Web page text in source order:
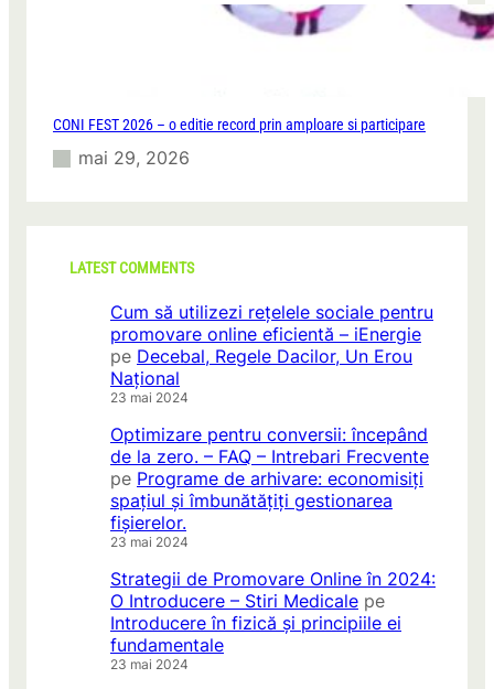
CONI FEST 2026 – o editie record prin amploare si participare
mai 29, 2026
LATEST COMMENTS
Cum să utilizezi rețelele sociale pentru
promovare online eficientă – iEnergie
pe Decebal, Regele Dacilor, Un Erou
Național
23 mai 2024
Optimizare pentru conversii: începând
de la zero. – FAQ – Intrebari Frecvente
pe Programe de arhivare: economisiți
spațiul și îmbunătățiți gestionarea
fișierelor.
23 mai 2024
Strategii de Promovare Online în 2024:
O Introducere – Stiri Medicale pe
Introducere în fizică și principiile ei
fundamentale
23 mai 2024